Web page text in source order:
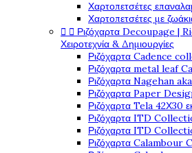
Χαρτοπετσέτες
Χαρτοπετσέτες με
  Ριζόχαρτα Decoupage |
Χειροτεχνία & Δημιουργίες
Ριζόχαρτα Cadence
Ριζόχαρτα metal leaf
Ριζόχαρτα Nagehan
Ριζόχαρτα Paper
Ριζόχαρτα Tela 42Χ30
Ριζόχαρτα ITD
Ριζόχαρτα ITD
Ριζόχαρτα Calambour